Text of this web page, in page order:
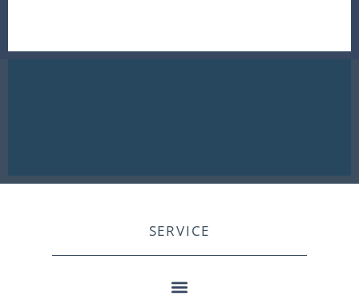
SERVICE